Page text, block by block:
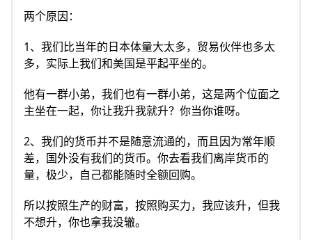
两个原因：
1、我们比当年的日本体量大太多，贸易伙伴也多太
多，实际上我们和美国是平起平坐的。
他有一群小弟，我们也有一群小弟，这是两个位面之
主坐在一起，你让我升我就升？你当你谁呀。
2、我们的货币并不是随意流通的，而且因为常年顺
差，国外没有我们的货币。你去看我们离岸货币的
量，极少，自己都能随时全额回购。
所以按照生产的财富，按照购买力，我应该升，但我
不想升，你也拿我没辙。